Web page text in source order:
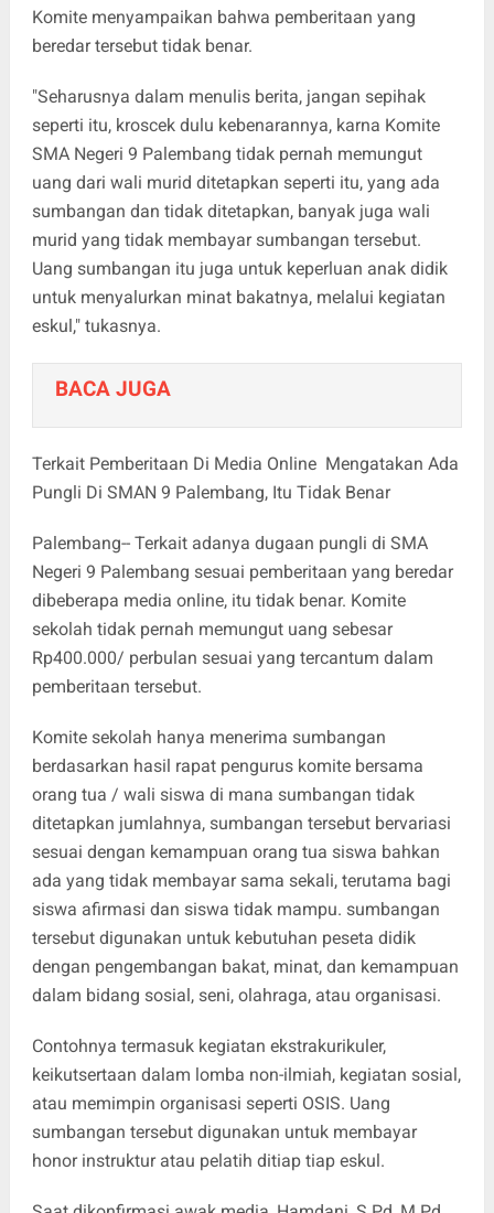
Komite menyampaikan bahwa pemberitaan yang
beredar tersebut tidak benar.
"Seharusnya dalam menulis berita, jangan sepihak
seperti itu, kroscek dulu kebenarannya, karna Komite
SMA Negeri 9 Palembang tidak pernah memungut
uang dari wali murid ditetapkan seperti itu, yang ada
sumbangan dan tidak ditetapkan, banyak juga wali
murid yang tidak membayar sumbangan tersebut.
Uang sumbangan itu juga untuk keperluan anak didik
untuk menyalurkan minat bakatnya, melalui kegiatan
eskul," tukasnya.
BACA JUGA
Terkait Pemberitaan Di Media Online Mengatakan Ada
Pungli Di SMAN 9 Palembang, Itu Tidak Benar
Palembang-- Terkait adanya dugaan pungli di SMA
Negeri 9 Palembang sesuai pemberitaan yang beredar
dibeberapa media online, itu tidak benar. Komite
sekolah tidak pernah memungut uang sebesar
Rp400.000/ perbulan sesuai yang tercantum dalam
pemberitaan tersebut.
Komite sekolah hanya menerima sumbangan
berdasarkan hasil rapat pengurus komite bersama
orang tua / wali siswa di mana sumbangan tidak
ditetapkan jumlahnya, sumbangan tersebut bervariasi
sesuai dengan kemampuan orang tua siswa bahkan
ada yang tidak membayar sama sekali, terutama bagi
siswa afirmasi dan siswa tidak mampu. sumbangan
tersebut digunakan untuk kebutuhan peseta didik
dengan pengembangan bakat, minat, dan kemampuan
dalam bidang sosial, seni, olahraga, atau organisasi.
Contohnya termasuk kegiatan ekstrakurikuler,
keikutsertaan dalam lomba non-ilmiah, kegiatan sosial,
atau memimpin organisasi seperti OSIS. Uang
sumbangan tersebut digunakan untuk membayar
honor instruktur atau pelatih ditiap tiap eskul.